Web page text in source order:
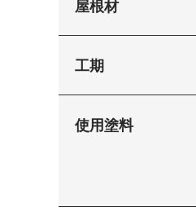
屋根材
工期
使用塗料